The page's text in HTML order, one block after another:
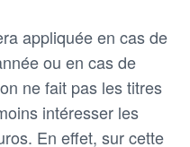
appliquée en cas de
ou en cas de
ne fait pas les titres
intéresser les
En effet, sur cette